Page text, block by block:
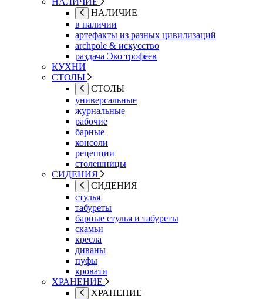
НАЛИЧИЕ
в наличии
артефакты из разных цивилизаций
archpole & искусство
раздача Эко трофеев
КУХНИ
СТОЛЫ
СТОЛЫ
универсальные
журнальные
рабочие
барные
консоли
рецепции
столешницы
СИДЕНИЯ
СИДЕНИЯ
стулья
табуреты
барные стулья и табуреты
скамьи
кресла
диваны
пуфы
кровати
ХРАНЕНИЕ
ХРАНЕНИЕ